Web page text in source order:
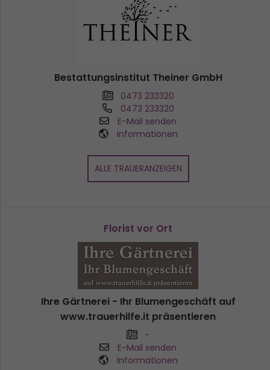
Bestattungsinstitut Theiner GmbH
0473 233320
0473 233320
E-Mail senden
Informationen
ALLE TRAUERANZEIGEN
Florist vor Ort
Ihre Gärtnerei - Ihr Blumengeschäft auf
www.trauerhilfe.it präsentieren
-
E-Mail senden
Informationen